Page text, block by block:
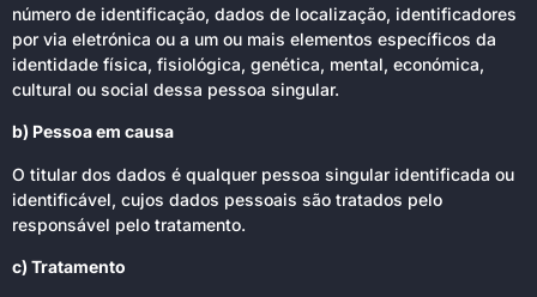
número de identificação, dados de localização, identificadores
por via eletrónica ou a um ou mais elementos específicos da
identidade física, fisiológica, genética, mental, económica,
cultural ou social dessa pessoa singular.
b) Pessoa em causa
O titular dos dados é qualquer pessoa singular identificada ou
identificável, cujos dados pessoais são tratados pelo
responsável pelo tratamento.
c) Tratamento